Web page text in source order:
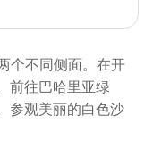
个不同侧面。在开
前往巴哈里亚绿
参观美丽的白色沙